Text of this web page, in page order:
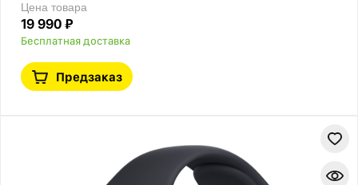
Цена товара
19 990 ₽
Бесплатная доставка
Предзаказ